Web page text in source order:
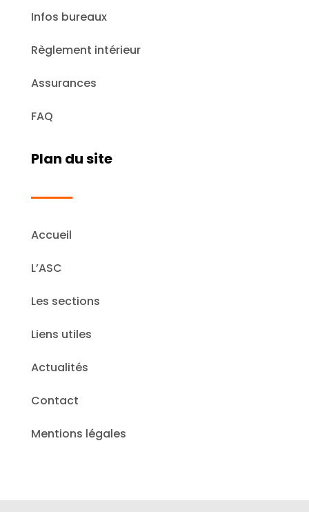
Infos bureaux
Règlement intérieur
Assurances
FAQ
Plan du site
Accueil
L’ASC
Les sections
Liens utiles
Actualités
Contact
Mentions légales